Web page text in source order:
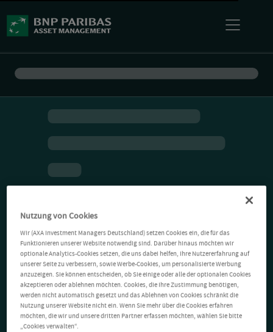
Nutzung von Cookies
Wir (AXA Investment Managers Deutschland) setzen Cookies ein, die für das
Funktionieren unserer Website notwendig sind. Darüber hinaus möchten wir
optionale Analytics-Cookies setzen, die uns dabei helfen, Ihre Nutzererfahrung auf
unserer Seite zu verbessern, sowie Werbe-Cookies, um personalisierte Werbung
anzuzeigen. Sie können entscheiden, ob Sie einige oder alle der optionalen Cookies
akzeptieren oder ablehnen möchten. Cookies, die Ihre Zustimmung benötigen,
werden nicht automatisch gesetzt und das Ablehnen von Cookies schränkt die
Nutzung unserer Website nicht ein. Wenn Sie mehr über die Cookies erfahren
möchten, die wir und unsere dritten Partner erfassen möchten, wählen Sie bitte
„Cookies verwalten“.